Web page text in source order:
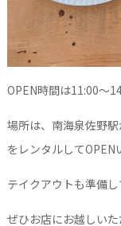
OPEN時間は11:00〜
場所は、南海泉佐野
をレンタルしてOPEN
テイクアウトも準備し
ぜひお店にお越しいた